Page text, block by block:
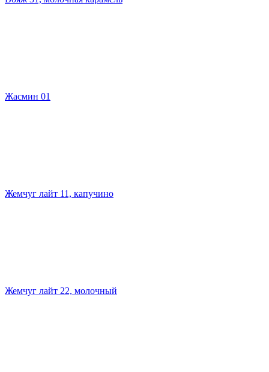
Жасмин 01
Жемчуг лайт 11, капучино
Жемчуг лайт 22, молочный